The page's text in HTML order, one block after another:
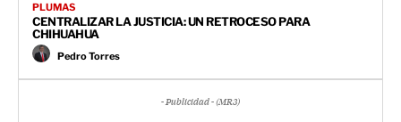
PLUMAS
CENTRALIZAR LA JUSTICIA: UN RETROCESO PARA
CHIHUAHUA
Pedro Torres
- Publicidad - (MR3)